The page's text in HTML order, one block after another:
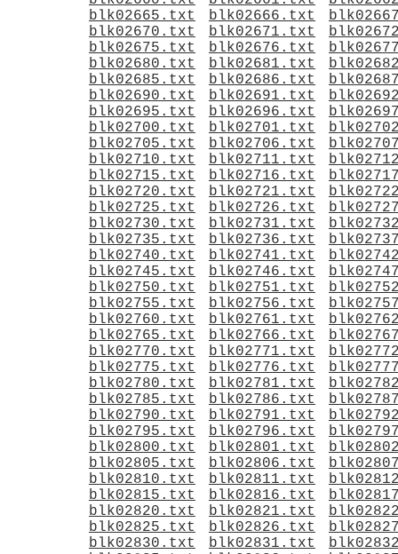
blk02665.txt
blk02666.txt
blk02670.txt
blk02671.txt
blk02675.txt
blk02676.txt
blk02680.txt
blk02681.txt
blk02685.txt
blk02686.txt
blk02690.txt
blk02691.txt
blk02695.txt
blk02696.txt
blk02700.txt
blk02701.txt
blk02705.txt
blk02706.txt
blk02710.txt
blk02711.txt
blk02715.txt
blk02716.txt
blk02720.txt
blk02721.txt
blk02725.txt
blk02726.txt
blk02730.txt
blk02731.txt
blk02735.txt
blk02736.txt
blk02740.txt
blk02741.txt
blk02745.txt
blk02746.txt
blk02750.txt
blk02751.txt
blk02755.txt
blk02756.txt
blk02760.txt
blk02761.txt
blk02765.txt
blk02766.txt
blk02770.txt
blk02771.txt
blk02775.txt
blk02776.txt
blk02780.txt
blk02781.txt
blk02785.txt
blk02786.txt
blk02790.txt
blk02791.txt
blk02795.txt
blk02796.txt
blk02800.txt
blk02801.txt
blk02805.txt
blk02806.txt
blk02810.txt
blk02811.txt
blk02815.txt
blk02816.txt
blk02820.txt
blk02821.txt
blk02825.txt
blk02826.txt
blk02830.txt
blk02831.txt